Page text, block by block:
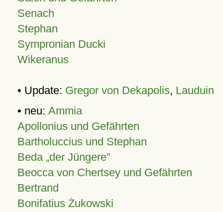
Senach
Stephan
Sympronian Ducki
Wikeranus
• Update: Gregor von Dekapolis, Lauduin
• neu: Ammia
Apollonius und Gefährten
Bartholuccius und Stephan
Beda „der Jüngere”
Beocca von Chertsey und Gefährten
Bertrand
Bonifatius Żukowski